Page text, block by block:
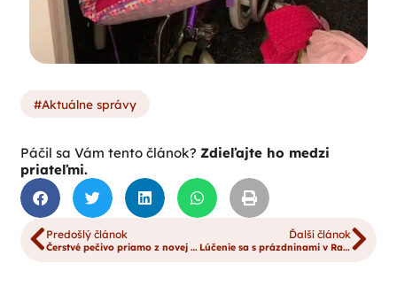
Aktuálne správy
Páčil sa Vám tento článok? Zdieľajte ho medzi
priateľmi.
Predošlý článok
Čerstvé pečivo priamo z novej pece
Ďalší článok
Lúčenie sa s prázdninami v Rabči